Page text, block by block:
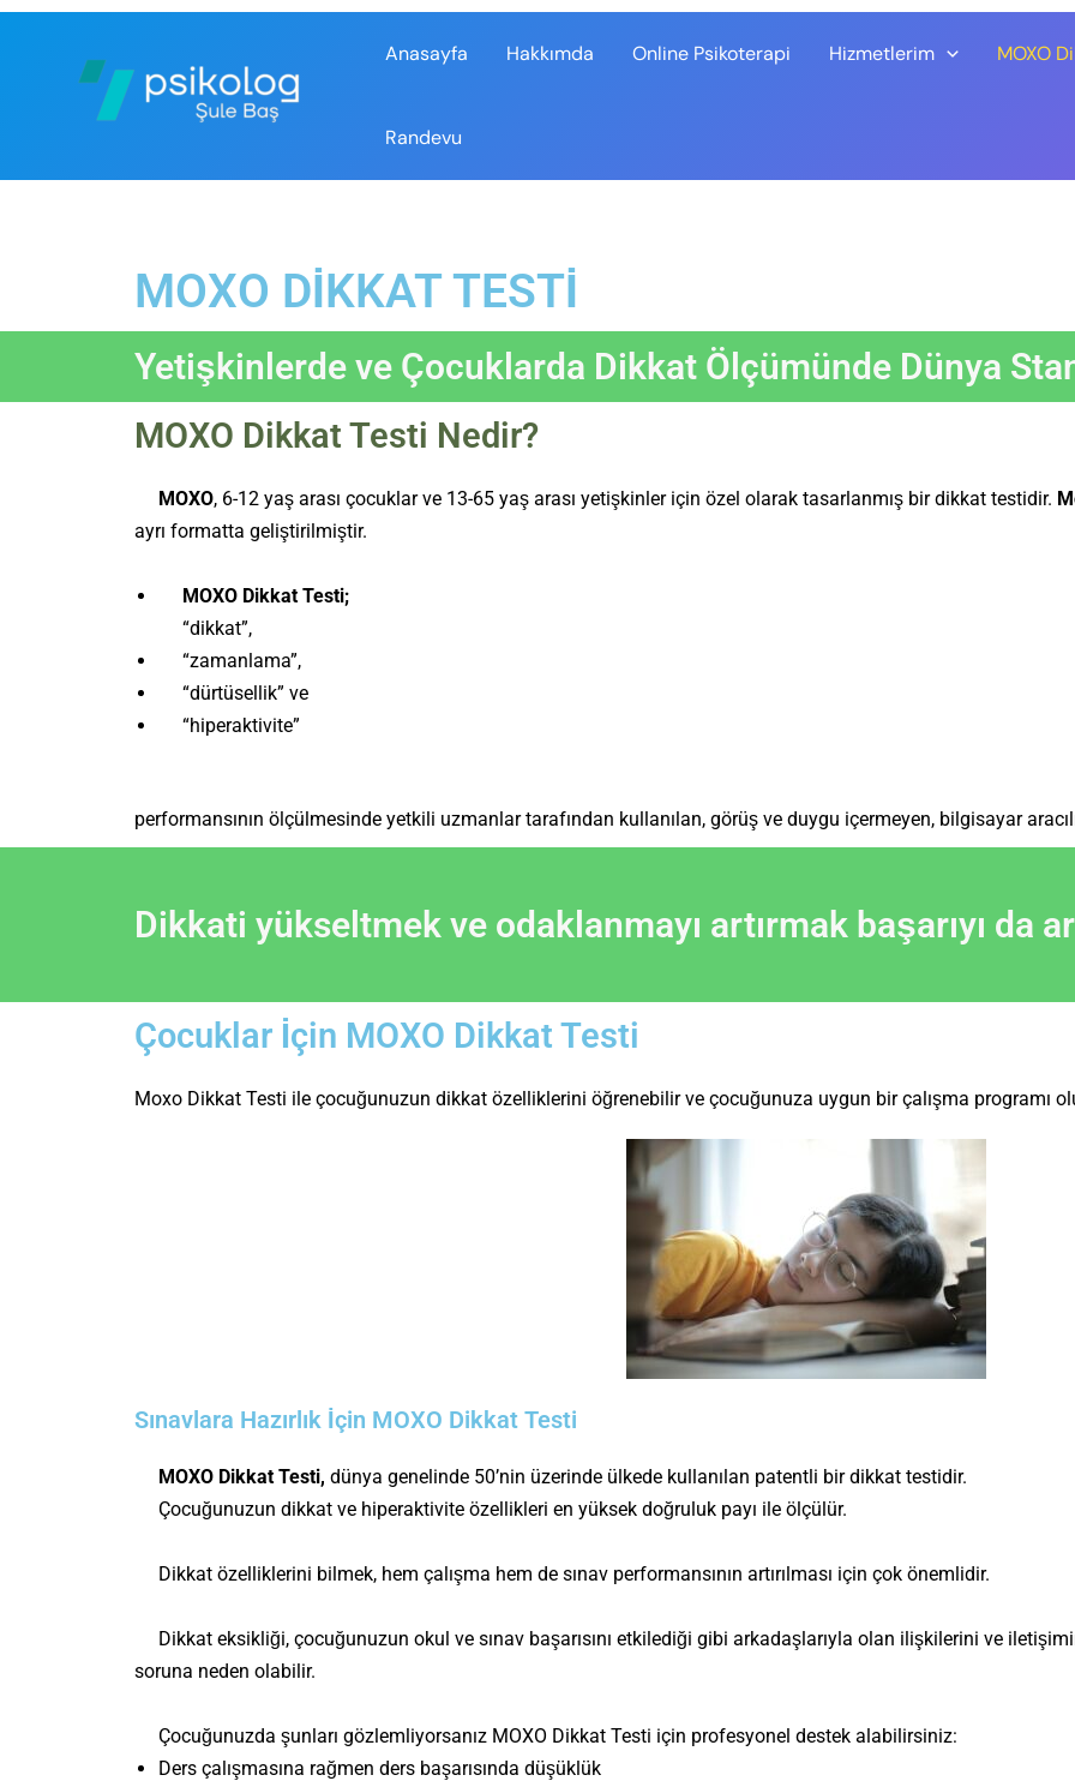
Anasayfa Hakkımda Online Psikoterapi Hizmetlerim MOXO
Randevu
MOXO DİKKAT TESTİ
Yetişkinlerde ve Çocuklarda Dikkat Ölçümünde Dünya
MOXO Dikkat Testi Nedir?
MOXO, 6-12 yaş arası çocuklar ve 13-65 yaş arası yetişkinler için özel olarak tasarlanmış bir dikkat testidir.
ayrı formatta geliştirilmiştir.
MOXO Dikkat Testi;
“dikkat”,
“zamanlama”,
“dürtüsellik” ve
“hiperaktivite”
performansının ölçülmesinde yetkili uzmanlar tarafından kullanılan, görüş ve duygu içermeyen, bilgisayar
Dikkati yükseltmek ve odaklanmayı artırmak başarıyı da
Çocuklar İçin MOXO Dikkat Testi
Moxo Dikkat Testi ile çocuğunuzun dikkat özelliklerini öğrenebilir ve çocuğunuza uygun bir çalışma programı
Sınavlara Hazırlık İçin MOXO Dikkat Testi
MOXO Dikkat Testi, dünya genelinde 50’nin üzerinde ülkede kullanılan patentli bir dikkat testidir.
Çocuğunuzun dikkat ve hiperaktivite özellikleri en yüksek doğruluk payı ile ölçülür.
Dikkat özelliklerini bilmek, hem çalışma hem de sınav performansının artırılması için çok önemlidir.
Dikkat eksikliği, çocuğunuzun okul ve sınav başarısını etkilediği gibi arkadaşlarıyla olan ilişkilerini ve
soruna neden olabilir.
Çocuğunuzda şunları gözlemliyorsanız MOXO Dikkat Testi için profesyonel destek alabilirsiniz:
Ders çalışmasına rağmen ders başarısında düşüklük